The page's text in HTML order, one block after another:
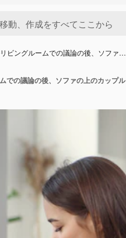
ビングルームでの議論の後、ソファ…
での議論の後、ソファの上のカップル